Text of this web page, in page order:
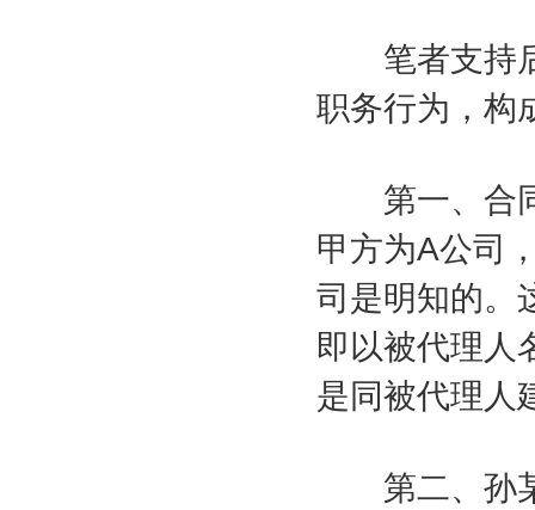
笔者支持后
职务行为，构
第一、合同
甲方为A公司
司是明知的。
即以被代理人
是同被代理人
第二、孙